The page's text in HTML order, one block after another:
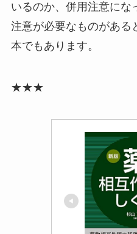
いるのか、併用注意にな
注意が必要なものがある
本でもあります。
★★★